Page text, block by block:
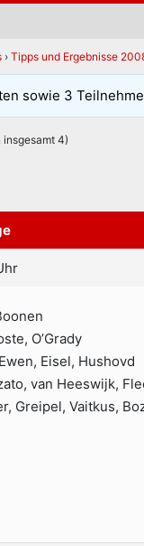
› Tipps und Ergebnisse
sowie 3
insgesamt 4)
O’Grady
Eisel, Hushovd
van Heeswijk,
Greipel, Vaitkus,